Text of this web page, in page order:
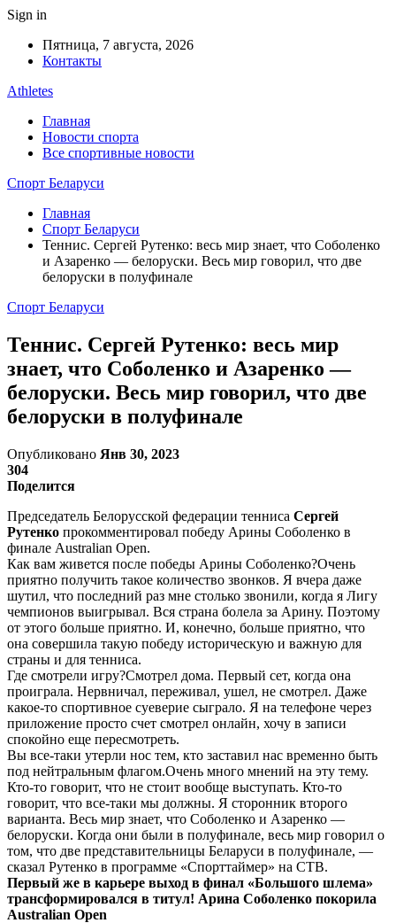
Sign in
Пятница, 7 августа, 2026
Контакты
Athletes
Главная
Новости спорта
Все спортивные новости
Спорт Беларуси
Главная
Спорт Беларуси
Теннис. Сергей Рутенко: весь мир знает, что Соболенко
и Азаренко — белоруски. Весь мир говорил, что две
белоруски в полуфинале
Спорт Беларуси
Теннис. Сергей Рутенко: весь мир
знает, что Соболенко и Азаренко —
белоруски. Весь мир говорил, что две
белоруски в полуфинале
Опубликовано Янв 30, 2023
304
Поделится
Председатель Белорусской федерации тенниса Сергей
Рутенко прокомментировал победу Арины Соболенко в
финале Australian Open.
Как вам живется после победы Арины Соболенко?Очень
приятно получить такое количество звонков. Я вчера даже
шутил, что последний раз мне столько звонили, когда я Лигу
чемпионов выигрывал. Вся страна болела за Арину. Поэтому
от этого больше приятно. И, конечно, больше приятно, что
она совершила такую победу историческую и важную для
страны и для тенниса.
Где смотрели игру?Смотрел дома. Первый сет, когда она
проиграла. Нервничал, переживал, ушел, не смотрел. Даже
какое-то спортивное суеверие сыграло. Я на телефоне через
приложение просто счет смотрел онлайн, хочу в записи
спокойно еще пересмотреть.
Вы все-таки утерли нос тем, кто заставил нас временно быть
под нейтральным флагом.Очень много мнений на эту тему.
Кто-то говорит, что не стоит вообще выступать. Кто-то
говорит, что все-таки мы должны. Я сторонник второго
варианта. Весь мир знает, что Соболенко и Азаренко —
белоруски. Когда они были в полуфинале, весь мир говорил о
том, что две представительницы Беларуси в полуфинале, —
сказал Рутенко в программе «Спорттаймер» на СТВ.
Первый же в карьере выход в финал «Большого шлема»
трансформировался в титул! Арина Соболенко покорила
Australian Open